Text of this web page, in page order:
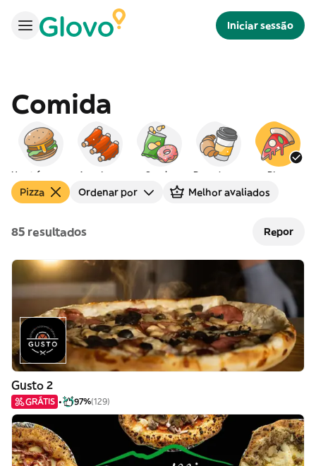
Iniciar sessão
Comida
Americana Snacks Peq. almoço Pizza
Pizza Ordenar por Melhor avaliados
85 resultados Repor
Gusto 2
GRÁTIS 97%(129)